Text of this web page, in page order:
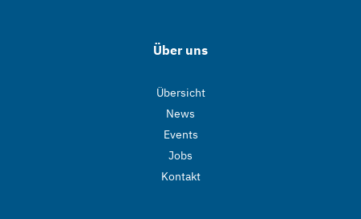
Über uns
Übersicht
News
Events
Jobs
Kontakt